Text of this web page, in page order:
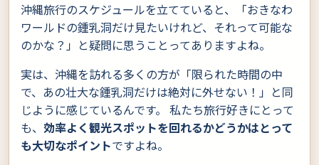
沖縄旅行のスケジュールを立てていると、「おきなわ
ワールドの鍾乳洞だけ見たいけれど、それって可能な
のかな？」と疑問に思うことってありますよね。
実は、沖縄を訪れる多くの方が「限られた時間の中
で、あの壮大な鍾乳洞だけは絶対に外せない！」と同
じように感じているんです。 私たち旅行好きにとって
も、 効率よく観光スポットを回れるかどうかはとって
も大切なポイントですよね。